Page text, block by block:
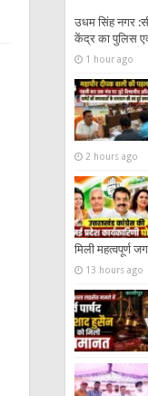
उधम सिंह नगर
केंद्र का पुलिस
1 hour ago
2 hours ago
मिली महत्वपूर्ण
13 hours ago